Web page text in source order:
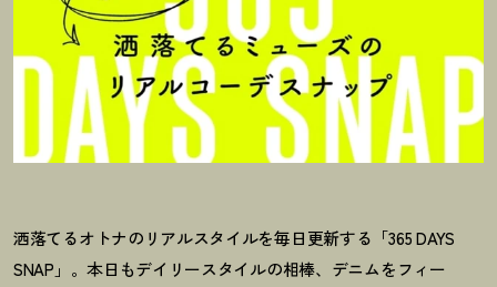
洒落てるオトナのリアルスタイルを毎日更新する「365 DAYS
SNAP」。本日もデイリースタイルの相棒、デニムをフィー